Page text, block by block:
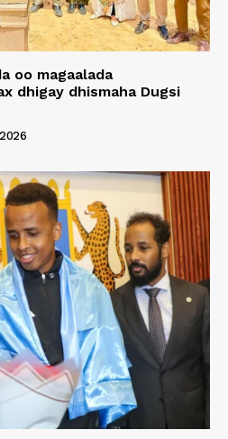
oo magaalada
dhigay dhismaha Dugsi